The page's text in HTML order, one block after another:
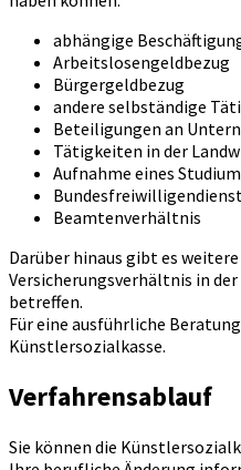
abhängige
Arbeitslosengeldbezug
Bürgergeldbezug
andere selbständige
Beteiligungen an
Tätigkeiten in der
Aufnahme eines
Beamtenverhältnis
Darüber hinaus gibt es
Versicherungsverhältnis in
betreffen.
Für eine ausführliche
Künstlersozialkasse.
Verfahrensablauf
Sie können die